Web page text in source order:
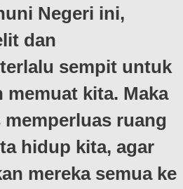
Negeri ini,
dan
sempit untuk
memuat kita. Maka
memperluas ruang
hidup kita, agar
mereka semua ke